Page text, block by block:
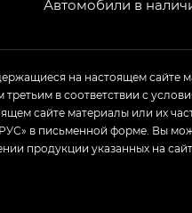
Автомобили в
на настоящем
в соответствии с
сайте материалы или их
в письменной форме. Вы
продукции указанных на